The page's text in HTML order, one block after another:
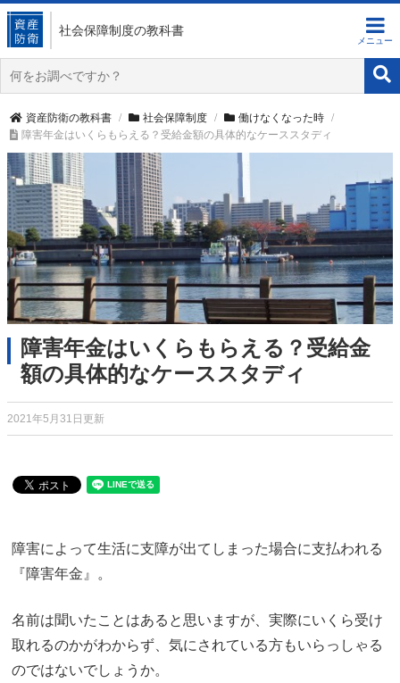
社会保障制度の教科書
資産防衛の教科書 社会保障制度
働けなくなった時
障害年金はいくらもらえる？受給金額の具体的なケーススタディ
障害年金はいくらもらえる？受給金
額の具体的なケーススタディ
2021年5月31日更新
障害によって生活に支障が出てしまった場合に支払われる
『障害年金』。
名前は聞いたことはあると思いますが、実際にいくら受け
取れるのかがわからず、気にされている方もいらっしゃる
のではないでしょうか。